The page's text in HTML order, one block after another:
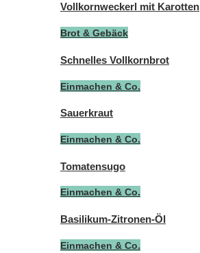
Vollkornweckerl mit Karotten
Brot & Gebäck
Schnelles Vollkornbrot
Einmachen & Co.
Sauerkraut
Einmachen & Co.
Tomatensugo
Einmachen & Co.
Basilikum-Zitronen-Öl
Einmachen & Co.